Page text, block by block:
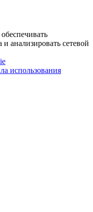
анализировать сетевой
использования